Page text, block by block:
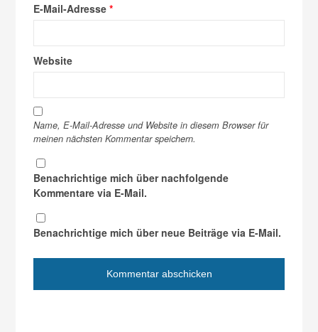
E-Mail-Adresse*
Website
Name, E-Mail-Adresse und Website in diesem Browser für
meinen nächsten Kommentar speichern.
Benachrichtige mich über nachfolgende
Kommentare via E-Mail.
Benachrichtige mich über neue Beiträge via E-Mail.